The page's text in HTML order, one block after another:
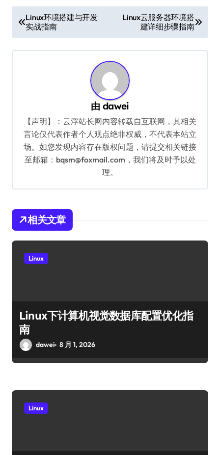
章
导
Linux环境搭建与开发
实战指南
Linux云服务器环境搭
建详细步骤指南
由dawei
【声明】：云浮站长网内容转载自互联网，其相关
言论仅代表作者个人观点绝非权威，不代表本站立
场。如您发现内容存在版权问题，请提交相关链接
至邮箱：bqsm@foxmail.com，我们将及时予以处
理。
相关文章
Linux
Linux下计算机视觉数据库配置优化指
南
dawei 8 月 1, 2026
Linux